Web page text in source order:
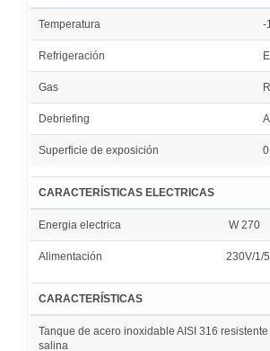
Temperatura -
Refrigeración
Gas
Debriefing
Superficie de exposición
CARACTERÍSTICAS ELECTRICAS
Energia electrica W 270
Alimentación 230V/1/
CARACTERÍSTICAS
Tanque de acero inoxidable AISI 316
salina